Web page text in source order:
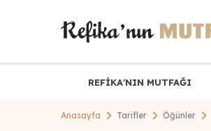
REFİKA'NIN MUTFAĞI
Anasayfa Tarifler Öğünler